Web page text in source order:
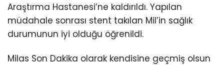
Araştırma Hastanesi’ne kaldırıldı. Yapılan
müdahale sonrası stent takılan Mil’in sağlık
durumunun iyi olduğu öğrenildi.
Milas Son Dakika olarak kendisine geçmiş olsun